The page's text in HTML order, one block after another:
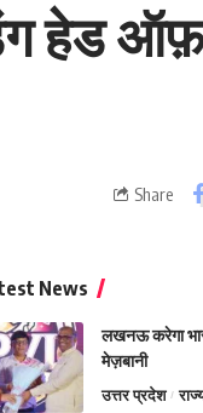
हेड
Share
News
लखनऊ करेगा
मेज़बानी
उत्तर प्रदेश